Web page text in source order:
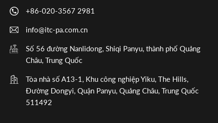
+86-020-3567 2981
info@itc-pa.com.cn
Số 56 đường Nanlidong, Shiqi Panyu, thành phố Quảng
Châu, Trung Quốc
Tòa nhà số A13-1, Khu công nghiệp Yiku, The Hills,
Đường Dongyi, Quận Panyu, Quảng Châu, Trung Quốc
511492